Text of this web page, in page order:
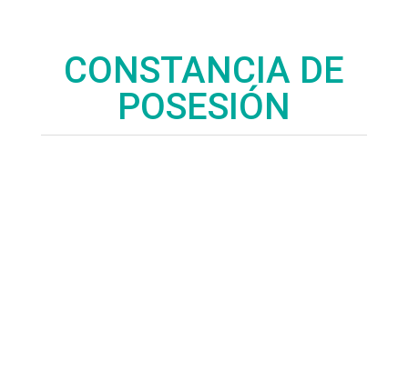
CONSTANCIA DE
POSESIÓN